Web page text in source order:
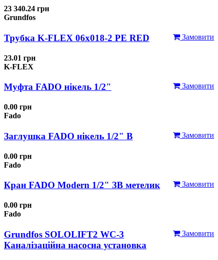
23 340.24 грн
Grundfos
Замовити
Трубка K-FLEX 06x018-2 РЕ RED
23.01 грн
K-FLEX
Замовити
Муфта FADO нікель 1/2"
0.00 грн
Fado
Замовити
Заглушка FADO нікель 1/2" В
0.00 грн
Fado
Замовити
Кран FADO Modern 1/2" ЗВ метелик
0.00 грн
Fado
Замовити
Grundfos SOLOLIFT2 WC-3
Каналізаційна насосна установка